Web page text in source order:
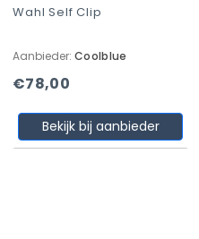
Wahl Self Clip
Aanbieder: Coolblue
€78,00
Bekijk bij aanbieder